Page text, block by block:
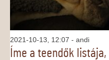
2021-10-13, 12:07 - andi
Íme a teendők